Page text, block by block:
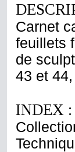
Carnet
feuillets
de
43 et
INDEX :